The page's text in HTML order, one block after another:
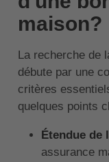
maison?
La recherche de
débute par une
critères
quelques points
Étendue de
assurance